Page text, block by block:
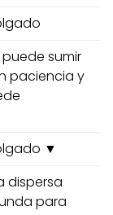
sumir
paciencia y
▼
dispersa
para